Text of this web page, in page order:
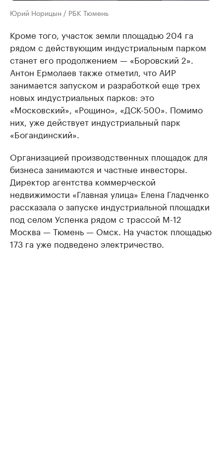
Юрий Норицын / РБК Тюмень
Кроме того, участок земли площадью 204 га
рядом с действующим индустриальным парком
станет его продолжением — «Боровский 2».
Антон Ермолаев также отметил, что АИР
занимается запуском и разработкой еще трех
новых индустриальных парков: это
«Московский», «Рощино», «ДСК-500». Помимо
них, уже действует индустриальный парк
«Богандинский».
Организацией производственных площадок для
бизнеса занимаются и частные инвесторы.
Директор агентства коммерческой
недвижимости «Главная улица» Елена Гладченко
рассказала о запуске индустриальной площадки
под селом Успенка рядом с трассой М-12
Москва — Тюмень — Омск. На участок площадью
173 га уже подведено электричество.